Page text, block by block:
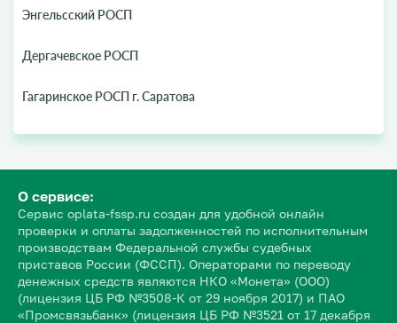
Энгельсский РОСП
Дергачевское РОСП
Гагаринское РОСП г. Саратова
О сервисе:
Сервис oplata-fssp.ru создан для удобной онлайн
проверки и оплаты задолженностей по исполнительным
производствам Федеральной службы судебных
приставов России (ФССП). Операторами по переводу
денежных средств являются НКО «Монета» (ООО)
(лицензия ЦБ РФ №3508-К от 29 ноября 2017) и ПАО
«Промсвязьбанк» (лицензия ЦБ РФ №3521 от 17 декабря